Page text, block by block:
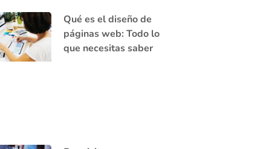
Qué es el diseño de
páginas web: Todo lo
que necesitas saber